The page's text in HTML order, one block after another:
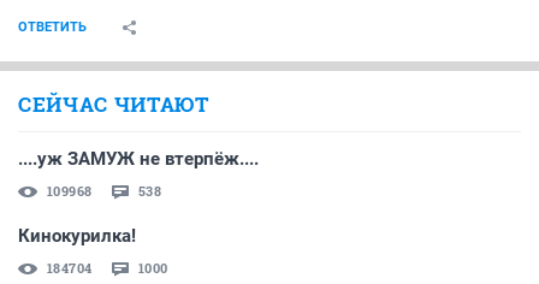
ОТВЕТИТЬ
СЕЙЧАС ЧИТАЮТ
....уж ЗАМУЖ не втерпёж....
109968 538
Кинокурилка!
184704 1000